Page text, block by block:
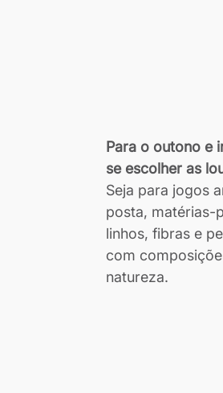
Para o outono e
se escolher as
Seja para jogos
posta, matérias-
linhos, fibras e
com
natureza.